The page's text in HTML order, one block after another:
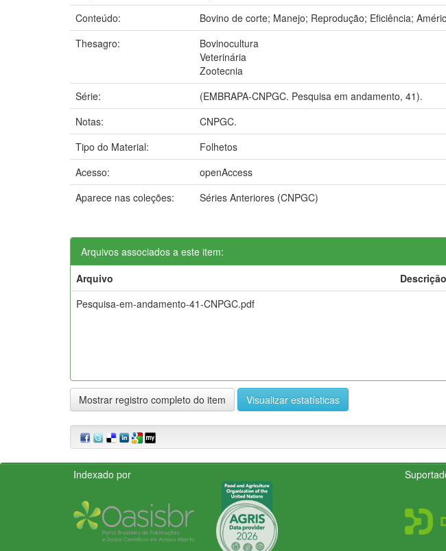
Conteúdo:
Bovino de corte; Manejo; Reprodução; Eficiência;
Thesagro:
Bovinocultura
Veterinária
Zootecnia
Série:
(EMBRAPA-CNPGC. Pesquisa em andamento, 41).
Notas:
CNPGC.
Tipo do Material:
Folhetos
Acesso:
openAccess
Aparece nas coleções:
Séries Anteriores (CNPGC)
Arquivos associados a este item:
Arquivo
Descrição
Pesquisa-em-andamento-41-CNPGC.pdf
Mostrar registro completo do item Visualizar estatísticas
Indexado por